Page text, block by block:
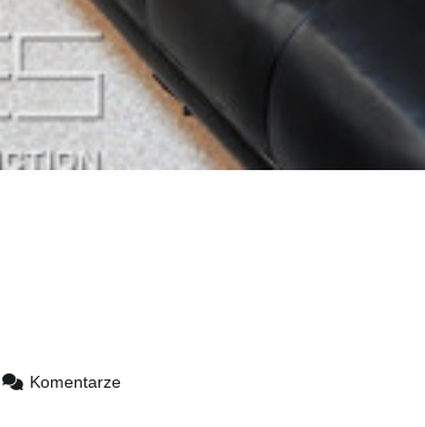
Komentarze